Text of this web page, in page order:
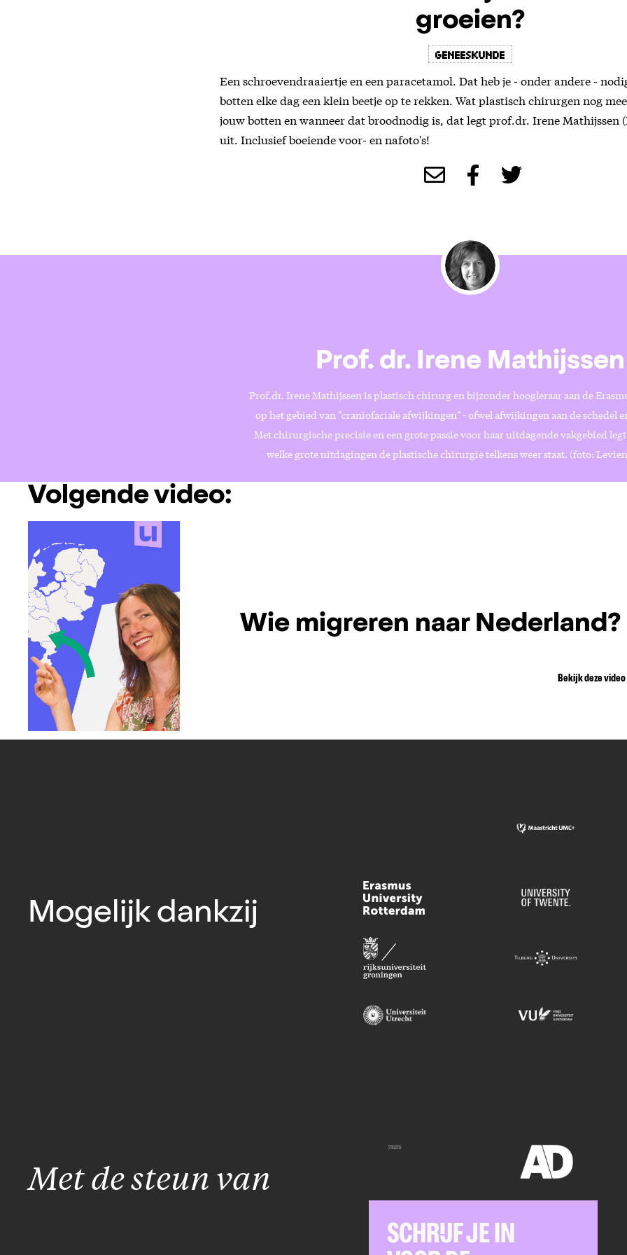
groeien?
Geneeskunde
Een schroevendraaiertje en een paracetamol. Dat heb je - onder andere -
botten elke dag een klein beetje op te rekken. Wat plastisch chirurgen nog
jouw botten en wanneer dat broodnodig is, dat legt prof.dr. Irene Mathijssen
uit. Inclusief boeiende voor- en nafoto's!
Prof. dr. Irene Mathijssen
Prof.dr. Irene Mathijssen is plastisch chirurg en bijzonder hoogleraar aan de
op het gebied van "craniofaciale afwijkingen" - ofwel afwijkingen aan de schedel
Met chirurgische precisie en een grote passie voor haar uitdagende vakgebied
welke grote uitdagingen de plastische chirurgie telkens weer staat. (foto:
Volgende video:
Wie migreren naar Nederland?
Bekijk deze video
Mogelijk dankzij
Met de steun van
SCHRIJF JE IN